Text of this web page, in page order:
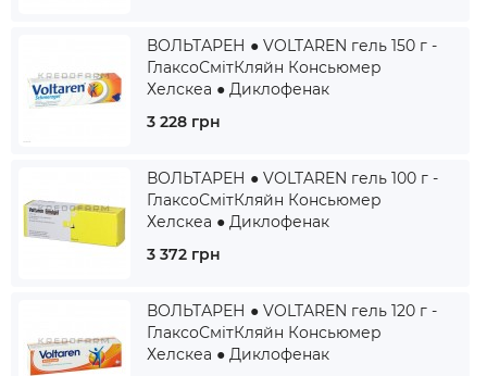
ВОЛЬТАРЕН ● VOLTAREN гель 150 г -
ГлаксоСмітКляйн Консьюмер
Хелскеа ● Диклофенак
3 228 грн
ВОЛЬТАРЕН ● VOLTAREN гель 100 г -
ГлаксоСмітКляйн Консьюмер
Хелскеа ● Диклофенак
3 372 грн
ВОЛЬТАРЕН ● VOLTAREN гель 120 г -
ГлаксоСмітКляйн Консьюмер
Хелскеа ● Диклофенак